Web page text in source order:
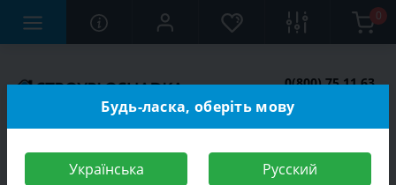
0
0(800) 75 11 63
Будь-ласка, оберіть мову
Українська Русский